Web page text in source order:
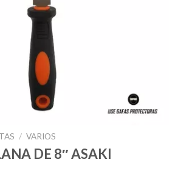
/ VARIOS
DE 8″ ASAKI